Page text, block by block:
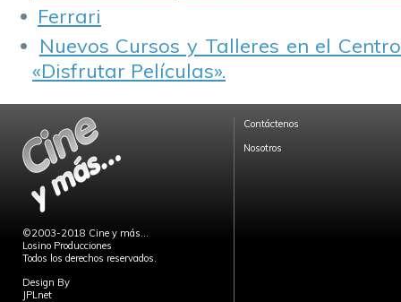
Ferrari
Nuevos Cursos y Talleres en el
«Disfrutar Películas».
©2003-2018 Cine y más...
Losino Producciones
Todos los derechos reservados.
Design By
JPLnet
Contáctenos
Nosotros